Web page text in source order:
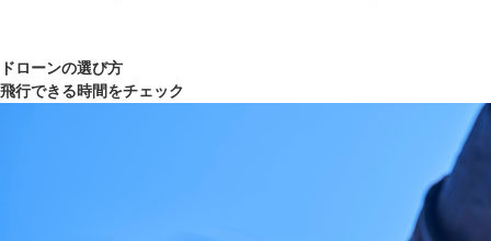
ドローンの選び方
飛行できる時間をチェック